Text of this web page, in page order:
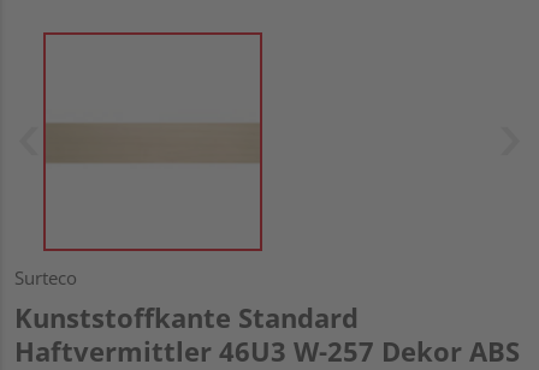
Surteco
Kunststoffkante Standard
Haftvermittler 46U3 W-257 Dekor ABS